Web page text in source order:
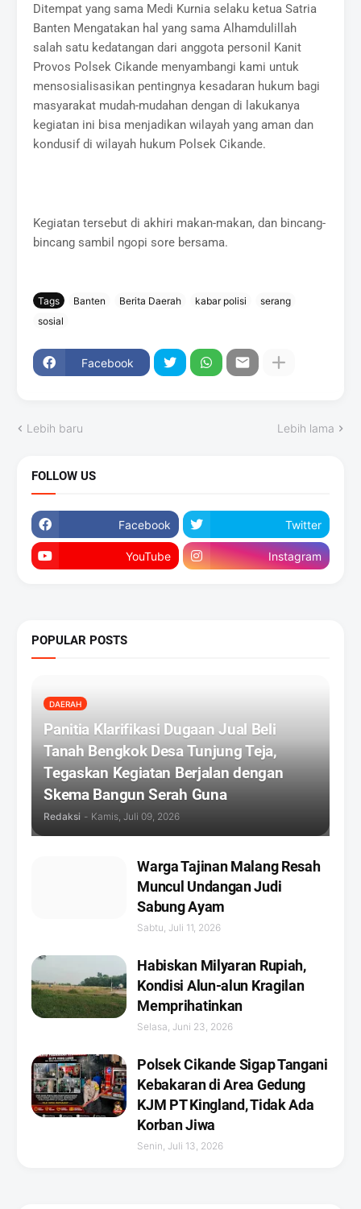
Ditempat yang sama Medi Kurnia selaku ketua Satria
Banten Mengatakan hal yang sama Alhamdulillah
salah satu kedatangan dari anggota personil Kanit
Provos Polsek Cikande menyambangi kami untuk
mensosialisasikan pentingnya kesadaran hukum bagi
masyarakat mudah-mudahan dengan di lakukanya
kegiatan ini bisa menjadikan wilayah yang aman dan
kondusif di wilayah hukum Polsek Cikande.
Kegiatan tersebut di akhiri makan-makan, dan bincang-
bincang sambil ngopi sore bersama.
Tags Banten Berita Daerah kabar polisi
serang
sosial
Facebook
Lebih baru Lebih lama
FOLLOW US
Facebook Twitter
YouTube Instagram
POPULAR POSTS
DAERAH
Panitia Klarifikasi Dugaan Jual Beli
Tanah Bengkok Desa Tunjung Teja,
Tegaskan Kegiatan Berjalan dengan
Skema Bangun Serah Guna
Redaksi - Kamis, Juli 09, 2026
Warga Tajinan Malang Resah
Muncul Undangan Judi
Sabung Ayam
Sabtu, Juli 11, 2026
Habiskan Milyaran Rupiah,
Kondisi Alun-alun Kragilan
Memprihatinkan
Selasa, Juni 23, 2026
Polsek Cikande Sigap Tangani
Kebakaran di Area Gedung
KJM PT Kingland, Tidak Ada
Korban Jiwa
Senin, Juli 13, 2026